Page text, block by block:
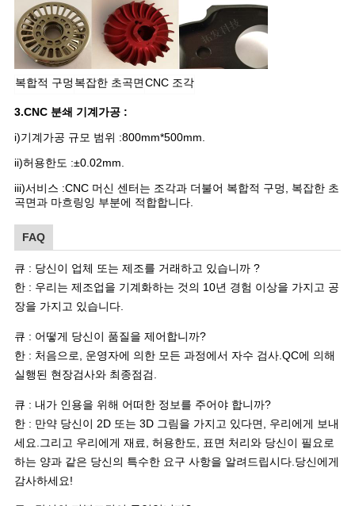
복합적 구멍 복잡한 초곡면CNC 조각
3.CNC 분쇄 기계가공 :
i)기계가공 규모 범위 :800mm*500mm.
ii)허용한도 :±0.02mm.
iii)서비스 :CNC 머신 센터는 조각과 더불어 복합적 구멍, 복잡한 초
곡면과 마흐링잉 부분에 적합합니다.
FAQ
큐 : 당신이 업체 또는 제조를 거래하고 있습니까 ?
한 : 우리는 제조업을 기계화하는 것의 10년 경험 이상을 가지고 공
장을 가지고 있습니다.
큐 : 어떻게 당신이 품질을 제어합니까?
한 : 처음으로, 운영자에 의한 모든 과정에서 자수 검사.QC에 의해
실행된 현장검사와 최종점검.
큐 : 내가 인용을 위해 어떠한 정보를 주어야 합니까?
한 : 만약 당신이 2D 또는 3D 그림을 가지고 있다면, 우리에게 보내
세요.그리고 우리에게 재료, 허용한도, 표면 처리와 당신이 필요로
하는 양과 같은 당신의 특수한 요구 사항을 알려드립시다.당신에게
감사하세요!